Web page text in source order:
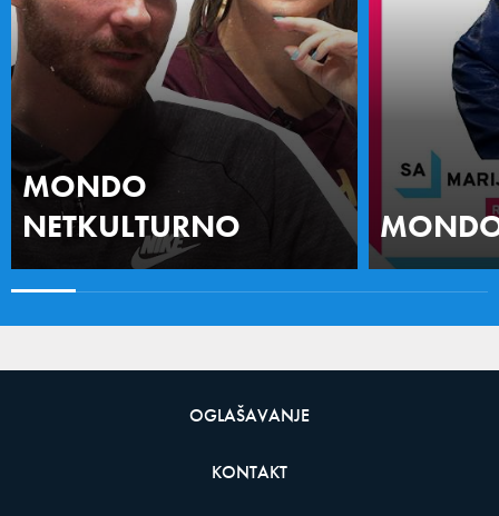
MONDO
NETKULTURNO
OGLAŠAVANJE
KONTAKT